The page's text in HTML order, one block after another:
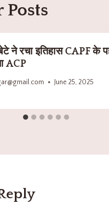
ने रचा इतिहास CAPF के
ACP
June 25, 2025